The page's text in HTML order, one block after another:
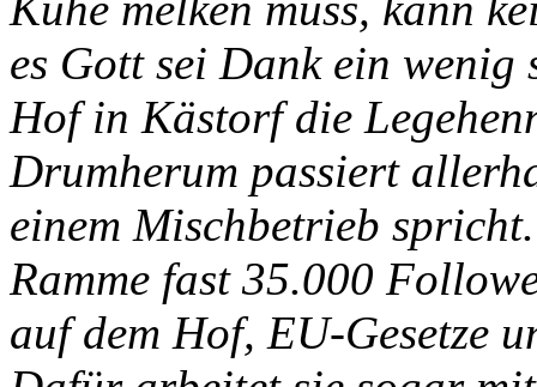
es Gott sei Dank ein
Hof in Kästorf die
Drumherum passiert
einem Mischbetrieb
Ramme fast 35.000
auf dem Hof, EU-Gesetze